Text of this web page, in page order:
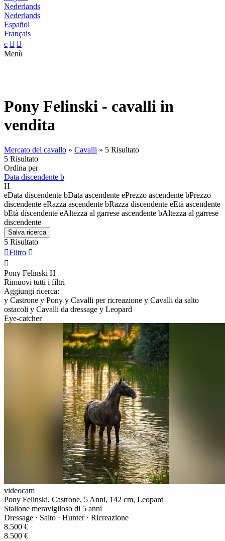
Nederlands
Nederlands
Español
Français
c  
Menù
Pony Felinski - cavalli in
vendita
Mercato del cavallo » Cavalli » 5 Risultato
5 Risultato
Ordina per
Data discendente b
H
eData discendente bData ascendente ePrezzo ascendente bPrezzo
discendente eRazza ascendente bRazza discendente eEtà ascendente
bEtà discendente eAltezza al garrese ascendente bAltezza al garrese
discendente
Salva ricerca
5 Risultato
Filtro 

Pony Felinski H
Rimuovi tutti i filtri
Aggiungi ricerca:
y Castrone y Pony y Cavalli per ricreazione y Cavalli da salto
ostacoli y Cavalli da dressage y Leopard
Eye-catcher
videocam
Pony Felinski, Castrone, 5 Anni, 142 cm, Leopard
Stallone meraviglioso di 5 anni
Dressage · Salto · Hunter · Ricreazione
8.500 €
8.500 €